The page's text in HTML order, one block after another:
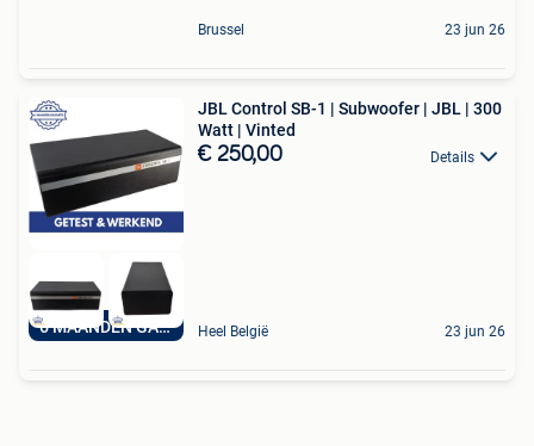
Brussel 23 jun 26
6 MAANDEN GARANTIE
JBL Control SB-1 | Subwoofer | JBL | 300
Watt | Vinted
€ 250,00 Details
Heel België 23 jun 26